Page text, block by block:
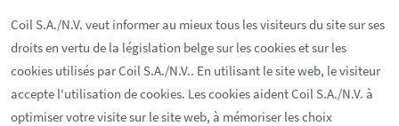
Coil S.A./N.V. veut informer au mieux tous les visiteurs du site sur ses
droits en vertu de la législation belge sur les cookies et sur les
cookies utilisés par Coil S.A./N.V.. En utilisant le site web, le visiteur
accepte l'utilisation de cookies. Les cookies aident Coil S.A./N.V. à
optimiser votre visite sur le site web, à mémoriser les choix